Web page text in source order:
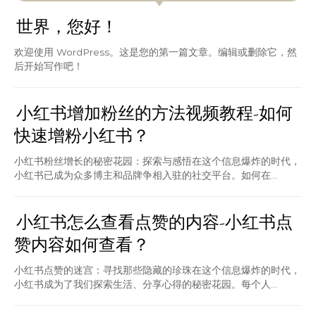
世界，您好！
欢迎使用 WordPress。这是您的第一篇文章。编辑或删除它，然
后开始写作吧！
小红书增加粉丝的方法视频教程-如何
快速增粉小红书？
小红书粉丝增长的秘密花园：探索与感悟在这个信息爆炸的时代，
小红书已成为众多博主和品牌争相入驻的社交平台。如何在...
小红书怎么查看点赞的内容-小红书点
赞内容如何查看？
小红书点赞的迷宫：寻找那些隐藏的珍珠在这个信息爆炸的时代，
小红书成为了我们探索生活、分享心得的秘密花园。每个人...